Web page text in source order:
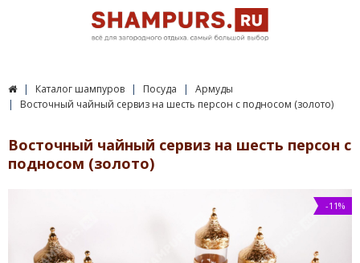
Каталог шампуров Посуда
Армуды
Восточный чайный сервиз на шесть персон с подносом (золото)
Восточный чайный сервиз на шесть персон с
подносом (золото)
-11%